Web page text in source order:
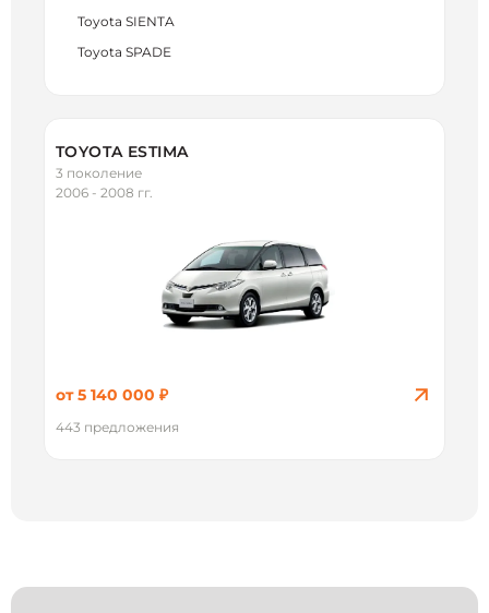
Toyota SIENTA
Toyota SPADE
TOYOTA ESTIMA
3 поколение
2006 - 2008 гг.
от 5 140 000 ₽
443 предложения